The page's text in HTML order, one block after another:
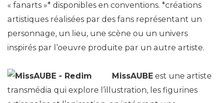
« fanarts »* disponibles en conventions. *créations
artistiques réalisées par des fans représentant un
personnage, un lieu, une scène ou un univers
inspirés par l’oeuvre produite par un autre artiste.
MissAUBEest une artiste
transmédia qui explore l’illustration, les figurines